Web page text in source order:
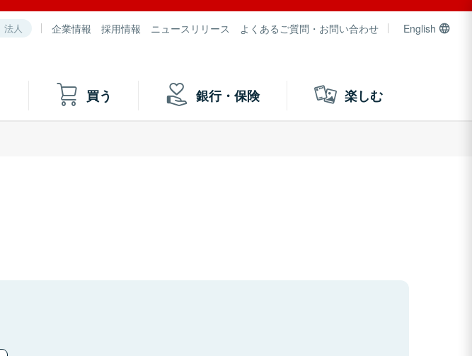
法人 企業情報 採用情報 ニュースリリース よくあるご質問・お問い合わせ English
買う 銀行・保険 楽しむ